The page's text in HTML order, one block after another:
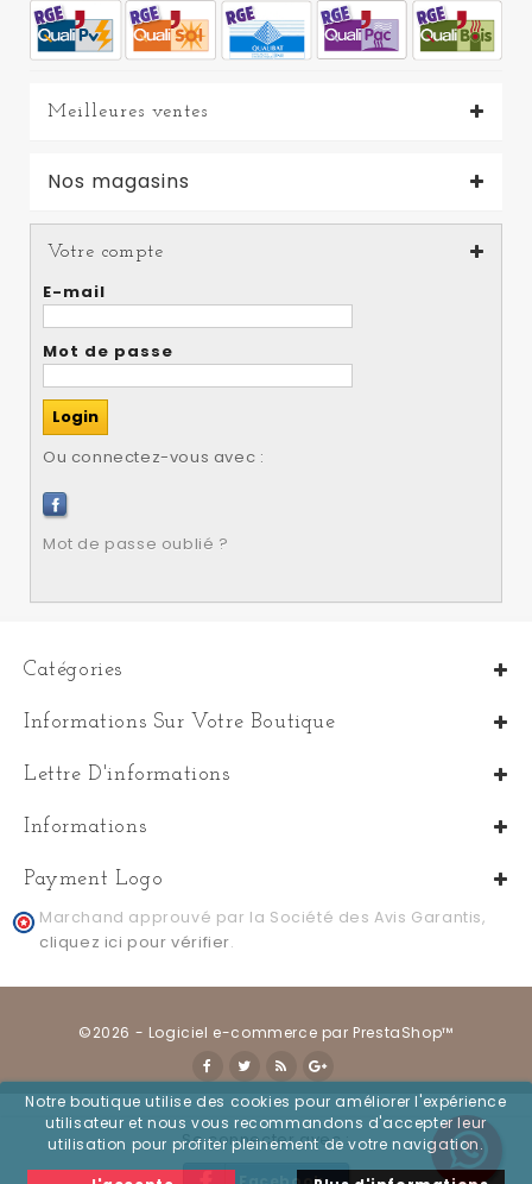
Notre boutique utilise des cookies pour améliorer l'expérience
utilisateur et nous vous recommandons d'accepter leur
utilisation pour profiter pleinement de votre navigation.
Meilleures ventes
Nos magasins
Votre compte
E-mail
Mot de passe
Ou connectez-vous avec :
Mot de passe oublié ?
Catégories
Informations Sur Votre Boutique
Lettre D'informations
Informations
©2026 - Logiciel e-commerce par PrestaShop™
Payment Logo
Marchand approuvé par la Société des Avis Garantis,
cliquez ici pour vérifier.
Se connecter avec :